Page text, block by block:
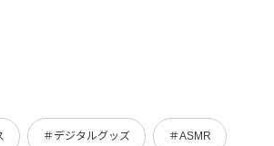
＃デジタルグッズ ＃ASMR